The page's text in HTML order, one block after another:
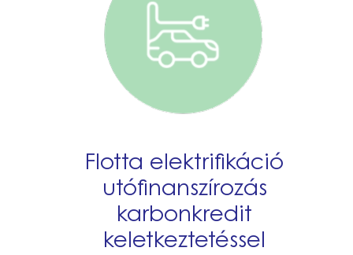
Flotta elektrifikáció
utófinanszírozás
karbonkredit
keletkeztetéssel